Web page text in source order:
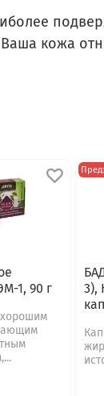
кожа
1, 90 г
3),